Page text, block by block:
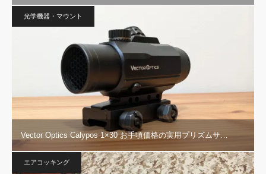
光学機器・マウント
Vector Optics Calypos 1×30 お手頃価格の実用プリズムサ…
エアコッキング